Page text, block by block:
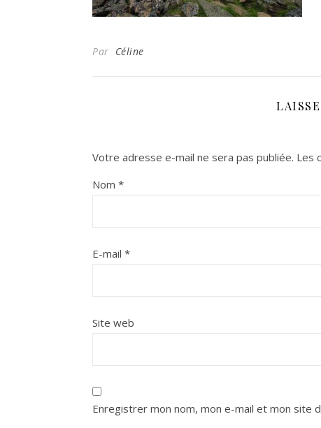
Par Céline
Votre adresse e-mail ne sera pas publiée. Les
Nom *
E-mail *
Site web
Enregistrer mon nom, mon e-mail et mon site